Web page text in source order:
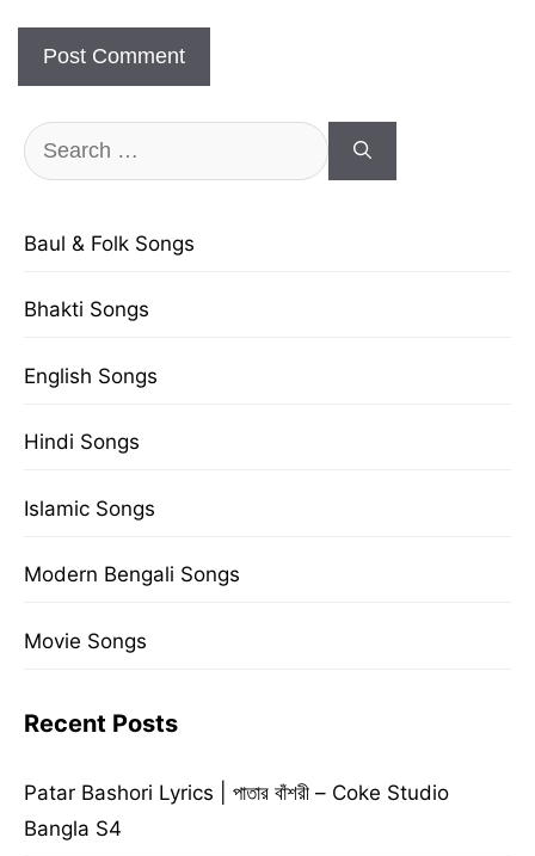
Search
for:
Baul & Folk Songs
Bhakti Songs
English Songs
Hindi Songs
Islamic Songs
Modern Bengali Songs
Movie Songs
Recent Posts
Patar Bashori Lyrics | পাতার বাঁশরী – Coke Studio
Bangla S4